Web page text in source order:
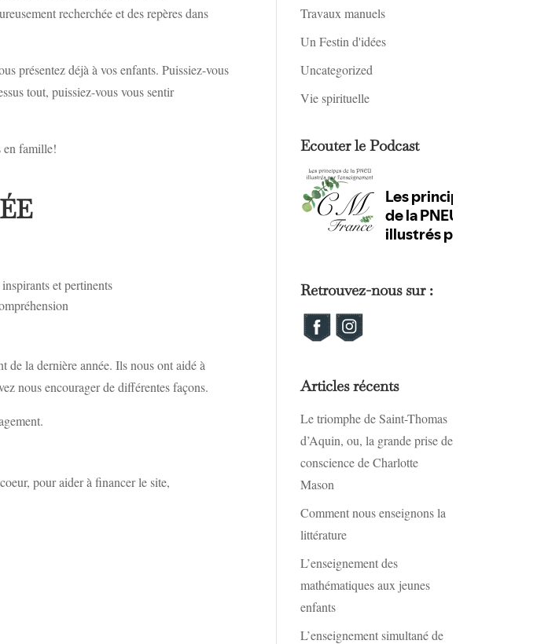
recherchée et des repères dans
présentez déjà à vos enfants. Puissiez-vous
tout, puissiez-vous vous sentir
en famille!
et pertinents
de la dernière année. Ils nous ont aidé à
nous encourager de différentes façons.
pour aider à financer le site,
Travaux manuels
Un Festin d'idées
Uncategorized
Vie spirituelle
Ecouter le Podcast
Retrouvez-nous sur :
Articles récents
Le triomphe de Saint-Thomas
d’Aquin, ou, la grande prise de
conscience de Charlotte
Mason
Comment nous enseignons la
littérature
L’enseignement des
mathématiques aux jeunes
enfants
L’enseignement simultané de